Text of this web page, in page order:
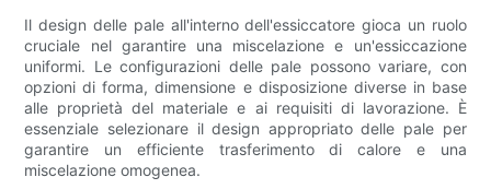
Il design delle pale all'interno dell'essiccatore gioca un ruolo
cruciale nel garantire una miscelazione e un'essiccazione
uniformi. Le configurazioni delle pale possono variare, con
opzioni di forma, dimensione e disposizione diverse in base
alle proprietà del materiale e ai requisiti di lavorazione. È
essenziale selezionare il design appropriato delle pale per
garantire un efficiente trasferimento di calore e una
miscelazione omogenea.